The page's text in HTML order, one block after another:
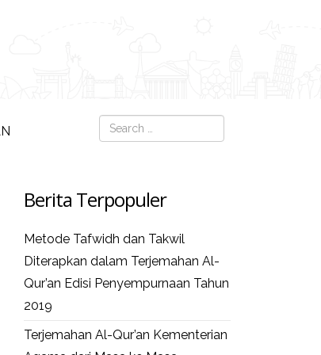
Search
Berita Terpopuler
Metode Tafwidh dan Takwil
Diterapkan dalam Terjemahan Al-
Qur’an Edisi Penyempurnaan Tahun
2019
Terjemahan Al-Qur’an Kementerian